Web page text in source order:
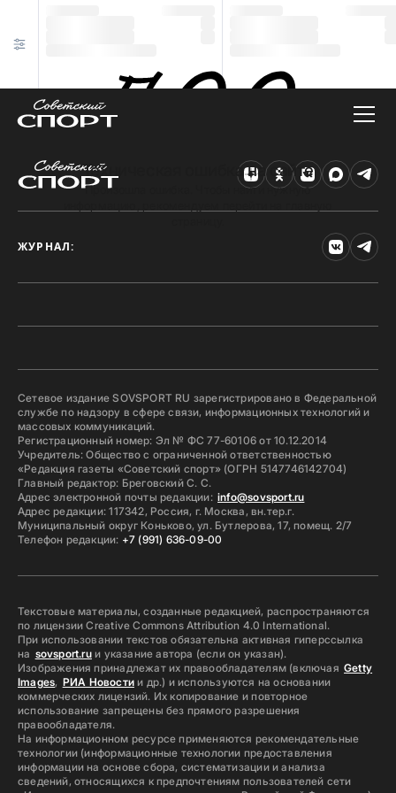
Техническая ошибка на сайте
Произошла ошибка. Чтобы найти нужную
ЖУРНАЛ:
Сетевое издание SOVSPORT RU зарегистрировано в Федеральной
службе по надзору в сфере связи, информационных технологий и
массовых коммуникаций.
Регистрационный номер: Эл № ФС 77-60106 от 10.12.2014
Учредитель: Общество с ограниченной ответственностью
«Редакция газеты «Советский спорт» (ОГРН 5147746142704)
Главный редактор: Бреговский С. С.
Адрес электронной почты редакции: info@sovsport.ru
Адрес редакции: 117342, Россия, г. Москва, вн.тер.г.
Муниципальный округ Коньково, ул. Бутлерова, 17, помещ. 2/7
Телефон редакции: +7 (991) 636-09-00
Текстовые материалы, созданные редакцией, распространяются
по лицензии Creative Commons Attribution 4.0 International.
При использовании текстов обязательна активная гиперссылка
на sovsport.ruи указание автора (если он указан).
Изображения принадлежат их правообладателям (включая Getty
Images, РИА Новостии др.) и используются на основании
коммерческих лицензий. Их копирование и повторное
использование запрещены без прямого разрешения
правообладателя.
На информационном ресурсе применяются рекомендательные
технологии (информационные технологии предоставления
информации на основе сбора, систематизации и анализа
сведений, относящихся к предпочтениям пользователей сети